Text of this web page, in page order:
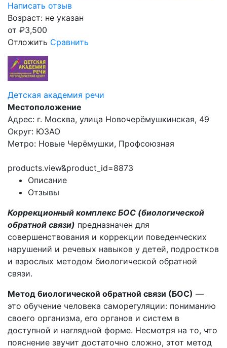
Написать отзыв
Возраст: не указан
от ₽3,500
Отложить Сравнить
Детская академия речи
Местоположение
Адрес: г. Москва, улица Новочерёмушкинская, 49
Округ: ЮЗАО
Метро: Новые Черёмушки, Профсоюзная
products.view&product_id=8873
Описание
Отзывы
Коррекционный комплекс БОС (биологической
обратной связи) предназначен для
совершенствования и коррекции поведенческих
нарушений и речевых навыков у детей, подростков
и взрослых методом биологической обратной
связи.
Метод биологической обратной связи (БОС) —
это обучение человека саморегуляции: пониманию
своего организма, его органов и систем в
доступной и наглядной форме. Несмотря на то, что
пояснение звучит достаточно сложно, этот метод